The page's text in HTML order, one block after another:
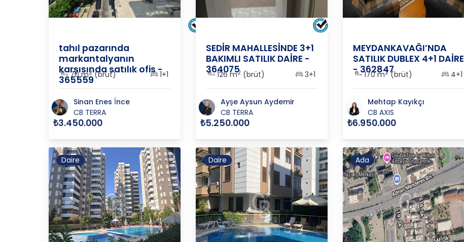
tahıl pazarında
markantalyanın
karşısında satılık ofis -
365559
70 m2(brüt) 1+1
Sinan Enes İnce
CB TERRA
₺3.450.000
SEDİR MAHALLESİNDE 3+1
BAKIMLI SATILIK DAİRE -
364075
126 m2(brüt) 3+1
Ayşe Aysun Aydemir
CB TERRA
₺5.250.000
MEYDANKAVAĞI’NDA
SATILIK DUBLEX 4+1 DAİRE
- 362847
170 m2(brüt) 4+1
Mehtap Kayıkçı
CB AXIS
₺6.950.000
Daire Daire Ada